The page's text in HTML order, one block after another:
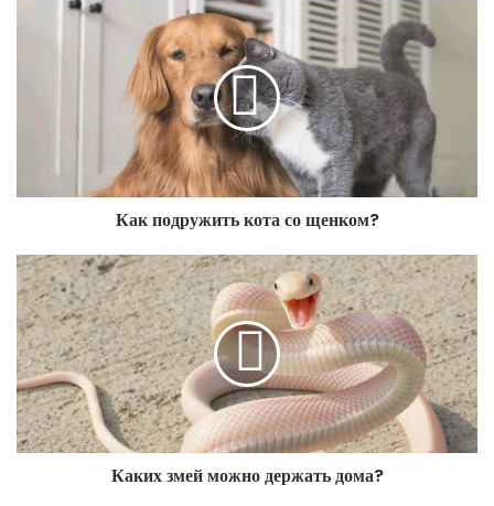
Как подружить кота со щенком?
Каких змей можно держать дома?